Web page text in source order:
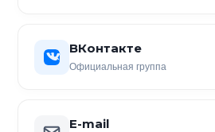
ВКонтакте
Официальная группа
E-mail